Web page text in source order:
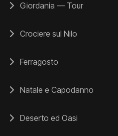
Giordania — Tour
Crociere sul Nilo
Ferragosto
Natale e Capodanno
Deserto ed Oasi